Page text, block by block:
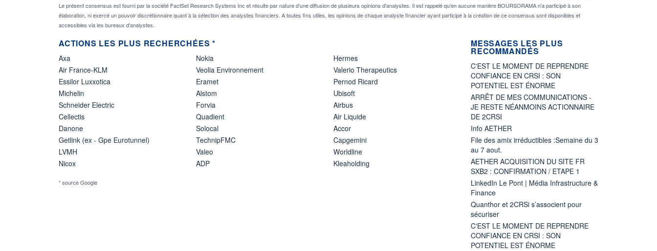
Le présent consensus est fourni par la société FactSet Research Systems Inc et résulte par nature d'une diffusion de plusieurs opinions d'analystes. Il est rappelé qu'en aucune manière BOURSORAMA n'a participé à son
élaboration, ni exercé un pouvoir discrétionnaire quant à la sélection des analystes financiers. A toutes fins utiles, les opinions de chaque analyste financier ayant participé à la création de ce consensus sont disponibles et
accessibles via les bureaux d'analystes.
ACTIONS LES PLUS RECHERCHÉES *
Axa
Air France-KLM
Essilor Luxxotica
Michelin
Schneider Electric
Cellectis
Danone
Getlink (ex - Gpe Eurotunnel)
LVMH
Nicox
Nokia
Veolia Environnement
Eramet
Alstom
Forvia
Quadient
Solocal
TechnipFMC
Valeo
ADP
Hermes
Valerio Therapeutics
Pernod Ricard
Ubisoft
Airbus
Air Liquide
Accor
Capgemini
Worldline
Kleaholding
* source Google
MESSAGES LES PLUS
RECOMMANDÉS
C'EST LE MOMENT DE REPRENDRE
CONFIANCE EN CRSI : SON
POTENTIEL EST ÉNORME
ARRÊT DE MES COMMUNICATIONS -
JE RESTE NÉANMOINS ACTIONNAIRE
DE 2CRSI
Info AETHER
File des amix irréductibles :Semaine du 3
au 7 aout.
AETHER ACQUISITION DU SITE FR
SXB2 : CONFIRMATION / ETAPE 1
LinkedIn Le Pont | Média Infrastructure &
Finance
Quanthor et 2CRSi s’associent pour
sécuriser
C'EST LE MOMENT DE REPRENDRE
CONFIANCE EN CRSI : SON
POTENTIEL EST ÉNORME